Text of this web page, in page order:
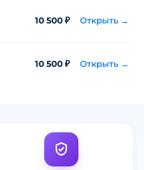
10 500 ₽ Открыть →
10 500 ₽ Открыть →